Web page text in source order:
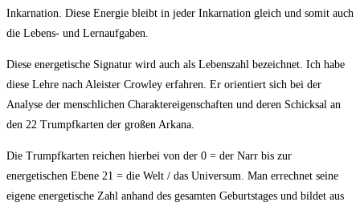
Inkarnation. Diese Energie bleibt in jeder Inkarnation gleich und somit auch
die Lebens- und Lernaufgaben.
Diese energetische Signatur wird auch als Lebenszahl bezeichnet. Ich habe
diese Lehre nach Aleister Crowley erfahren. Er orientiert sich bei der
Analyse der menschlichen Charaktereigenschaften und deren Schicksal an
den 22 Trumpfkarten der großen Arkana.
Die Trumpfkarten reichen hierbei von der 0 = der Narr bis zur
energetischen Ebene 21 = die Welt / das Universum. Man errechnet seine
eigene energetische Zahl anhand des gesamten Geburtstages und bildet aus